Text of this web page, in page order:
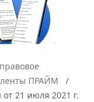
ПРАЙМ
21 июля 2021 г.